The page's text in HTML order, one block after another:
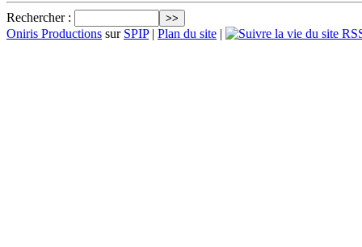
Rechercher :
Oniris Productions sur SPIP| Plan du site |